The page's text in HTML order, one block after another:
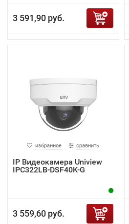
3 591,90 руб.
избранное сравнить
IP Видеокамера Uniview
IPC322LB-DSF40K-G
3 559,60 руб.